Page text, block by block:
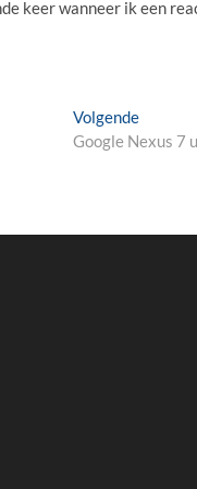
keer wanneer ik een
VolgendeVolgende
bericht:
Google Nexus 7